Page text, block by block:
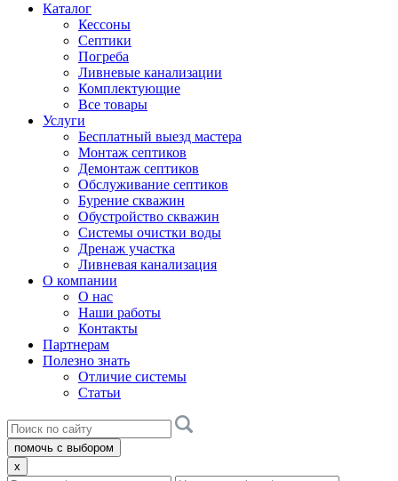
Каталог
Кессоны
Септики
Погреба
Ливневые канализации
Комплектующие
Все товары
Услуги
Бесплатный выезд мастера
Монтаж септиков
Демонтаж септиков
Обслуживание септиков
Бурение скважин
Обустройство скважин
Системы очистки воды
Дренаж участка
Ливневая канализация
О компании
О нас
Наши работы
Контакты
Партнерам
Полезно знать
Отличие системы
Статьи
помочь с выбором
x